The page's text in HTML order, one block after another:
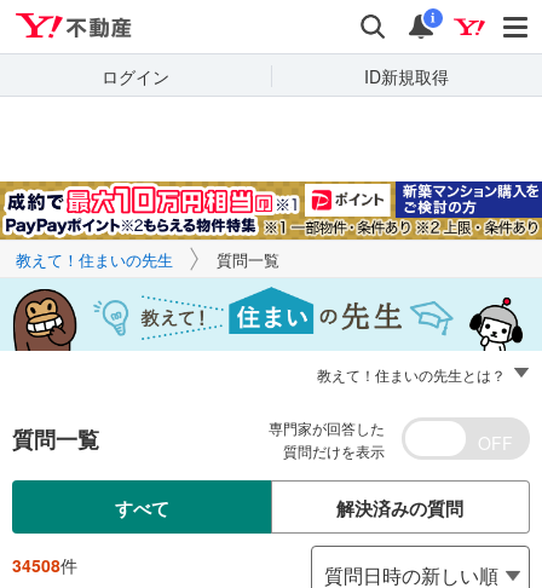
検索 通知
i
ログイン ID新規取得
キーワードで
質問を探す
教えて！住まいの先生 質問一覧
教えて！住まいの先生とは？
質問一覧
専門家が回答した
質問だけを表示
すべて 解決済みの質問
34508件